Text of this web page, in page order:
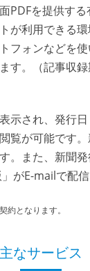
PDFを提供す
が利用できる環
フォンなどを
す。（記事収
示され、発行日
覧が可能です
。また、新聞
がE-mailで配信
となります。
主なサービス